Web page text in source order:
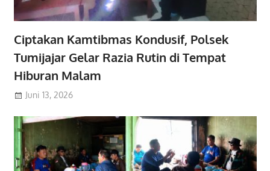
Ciptakan Kamtibmas Kondusif, Polsek
Tumijajar Gelar Razia Rutin di Tempat
Hiburan Malam
Juni 13, 2026